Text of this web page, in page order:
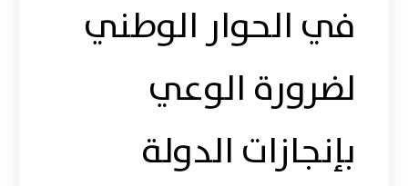
في الحوار الوطني
لضرورة الوعي
بإنجازات الدولة